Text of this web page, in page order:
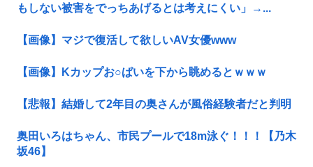
もしない被害をでっちあげるとは考えにくい」→...
【画像】マジで復活して欲しいAV女優www
【画像】Kカップお○ぱいを下から眺めるとｗｗｗ
【悲報】結婚して2年目の奥さんが風俗経験者だと判明
奥田いろはちゃん、市民プールで18m泳ぐ！！！【乃木
坂46】